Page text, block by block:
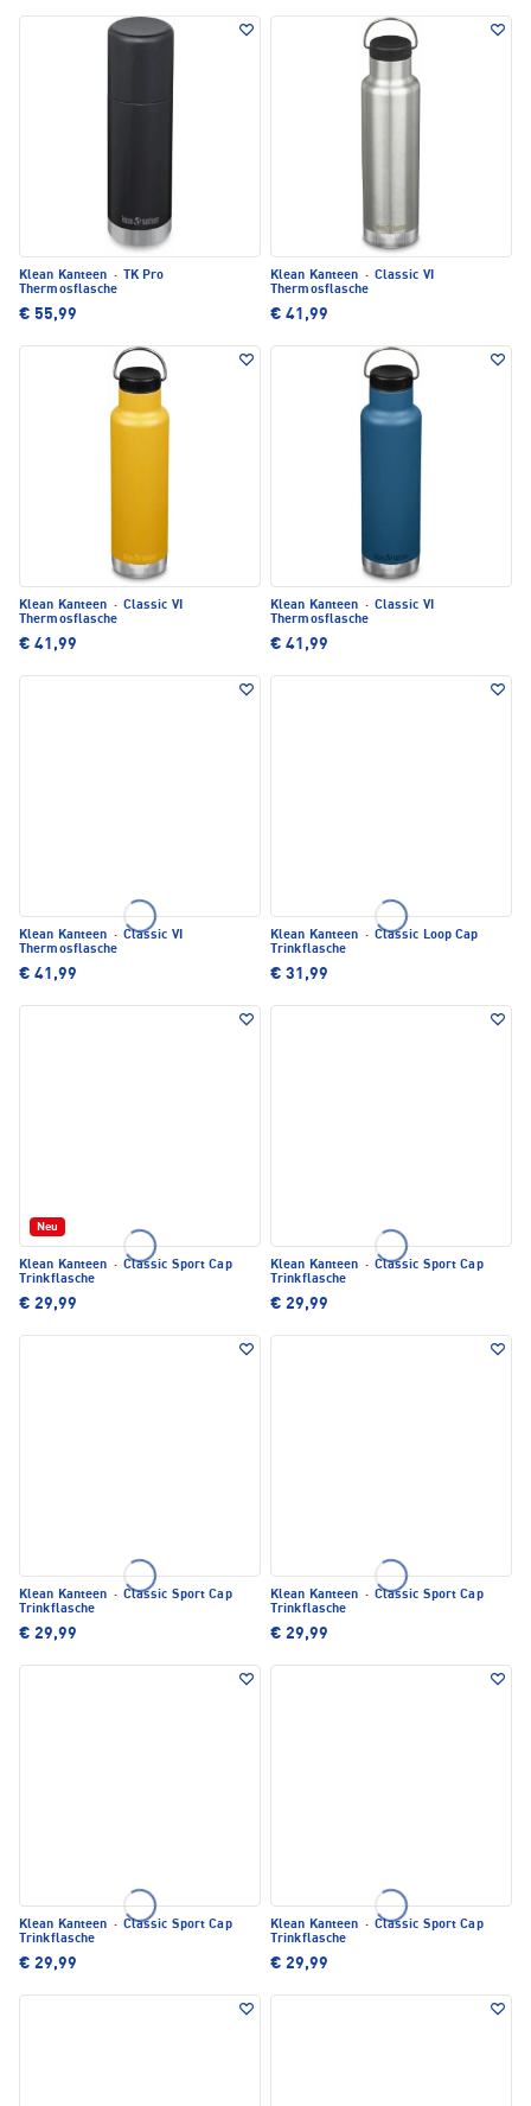
Klean Kanteen ·
TK Pro
Thermosflasche
€ 55,99
Klean Kanteen · Classic VI
Thermosflasche
€ 41,99
Klean Kanteen · Classic VI
Thermosflasche
€ 41,99
Klean Kanteen · Classic VI
Thermosflasche
€ 41,99
Klean Kanteen · Classic VI
Thermosflasche
€ 41,99
Klean Kanteen · Classic Loop Cap
Trinkflasche
€ 31,99
Neu
Klean Kanteen · Classic Sport Cap
Trinkflasche
€ 29,99
Klean Kanteen · Classic Sport Cap
Trinkflasche
€ 29,99
Klean Kanteen · Classic Sport Cap
Trinkflasche
€ 29,99
Klean Kanteen · Classic Sport Cap
Trinkflasche
€ 29,99
Klean Kanteen · Classic Sport Cap
Trinkflasche
€ 29,99
Klean Kanteen · Classic Sport Cap
Trinkflasche
€ 29,99